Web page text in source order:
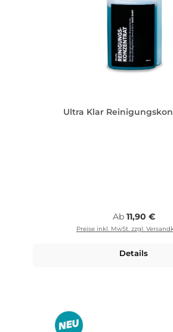
Ultra Klar
Regulärer Preis:
Ab 11,90 €
Preise inkl. MwSt. zzgl.
Details